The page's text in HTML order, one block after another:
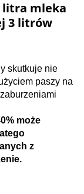
litra mleka
3 litrów
skutkuje nie
paszy na
może
z